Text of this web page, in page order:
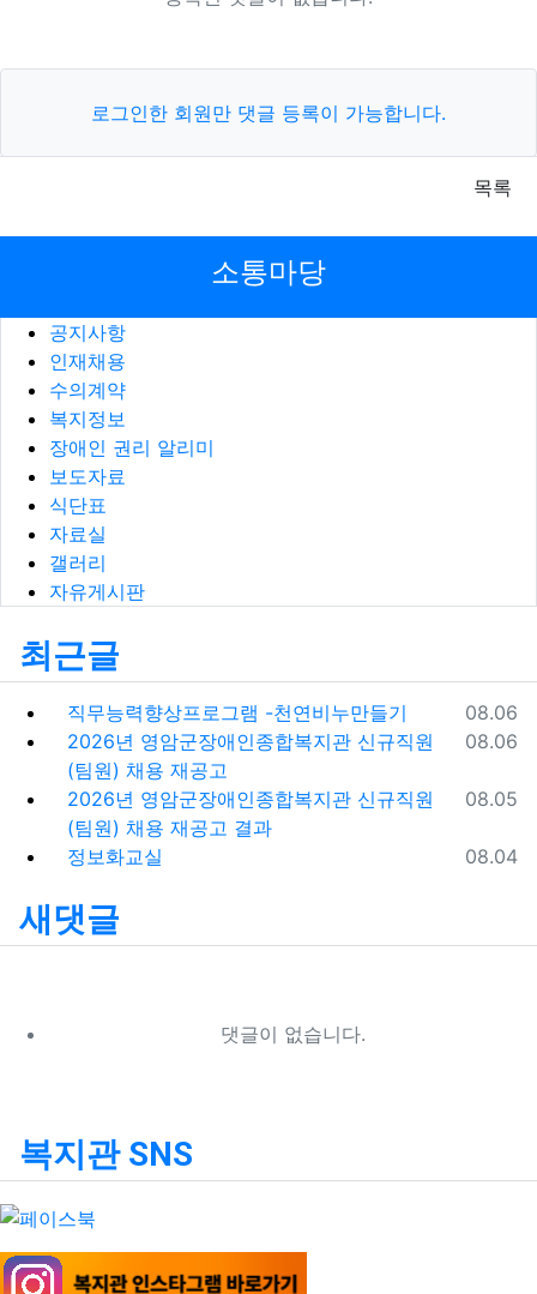
로그인한 회원만 댓글 등록이 가능합니다.
목록
소통마당
공지사항
인재채용
수의계약
복지정보
장애인 권리 알리미
보도자료
식단표
자료실
갤러리
자유게시판
최근글
등록일
08.06
직무능력향상프로그램 -천연비누만들기
등록일
08.06
2026년 영암군장애인종합복지관 신규직원
(팀원) 채용 재공고
등록일
08.05
2026년 영암군장애인종합복지관 신규직원
(팀원) 채용 재공고 결과
등록일
08.04
정보화교실
새댓글
댓글이 없습니다.
복지관 SNS